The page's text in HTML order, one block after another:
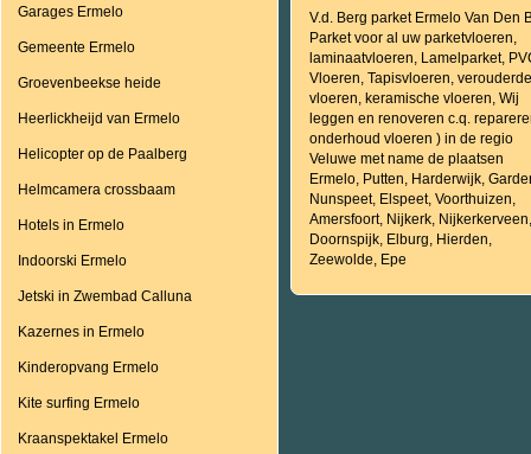
Garages Ermelo
Gemeente Ermelo
Groevenbeekse heide
Heerlickheijd van Ermelo
Helicopter op de Paalberg
Helmcamera crossbaam
Hotels in Ermelo
Indoorski Ermelo
Jetski in Zwembad Calluna
Kazernes in Ermelo
Kinderopvang Ermelo
Kite surfing Ermelo
Kraanspektakel Ermelo
V.d. Berg parket Ermelo Van Den
Parket voor al uw parketvloeren,
laminaatvloeren, Lamelparket,
Vloeren, Tapisvloeren, verouderde
vloeren, keramische vloeren, Wij
leggen en renoveren c.q.
onderhoud vloeren ) in de regio
Veluwe met name de plaatsen
Ermelo, Putten, Harderwijk,
Nunspeet, Elspeet, Voorthuizen,
Amersfoort, Nijkerk, Nijkerkerveen,
Doornspijk, Elburg, Hierden,
Zeewolde, Epe